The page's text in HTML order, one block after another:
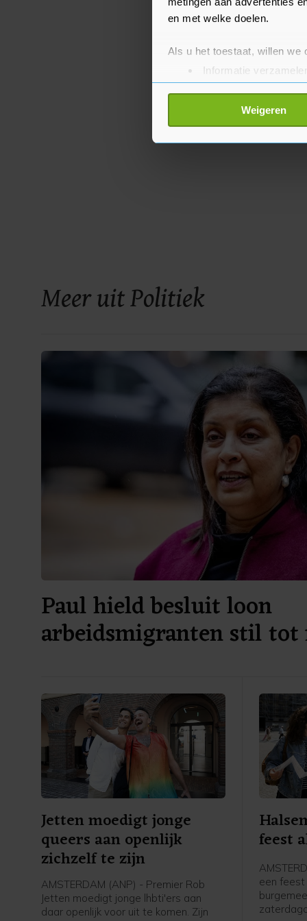
en met welke doelen.
Als u het toestaat, willen we
Informatie
Uw apparaat
Lees meer over hoe uw
toestemming op elk moment
Weigeren
Meer uit Politiek
Paul hield besluit loon
arbeidsmigranten stil tot
Jetten moedigt jonge
queers aan openlijk
zichzelf te zijn
AMSTERDAM (ANP) - Premier Rob
Jetten moedigt jonge lhbti'ers aan
daar openlijk voor uit te komen. Zijn
feest
een